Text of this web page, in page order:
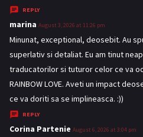
REPLY
marina s
a
y
s
:
August 3, 2026 at 11:26 pm
Minunat, exceptional, deosebit. Au
superlativ si detaliat. Eu am tinut
traducatorilor si tuturor celor ce va
RAINBOW LOVE. Aveti un impact
ce va doriti sa se implineasca. :))
REPLY
Corina Partenie sAugust 6, 2026 at 3:04 pm